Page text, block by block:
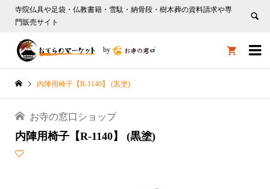
寺院仏具や足袋・仏教書籍・雪駄・納骨段・樹木葬の資料請求や専
門販売サイト

by 
内陣用椅子【R-1140】 (黒塗)
お寺の窓口ショップ
内陣用椅子【R-1140】 (黒塗)